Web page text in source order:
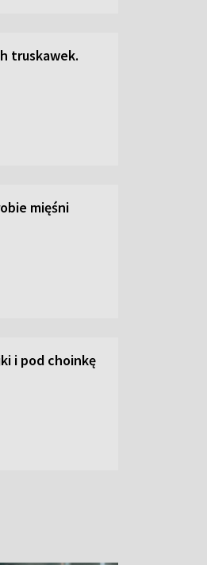
truskawek.
mięśni
i pod choinkę